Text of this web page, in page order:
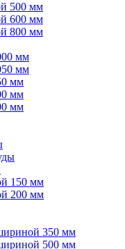
500 мм
600 мм
800 мм
мм
мм
мм
мм
мм
150 мм
200 мм
350 мм
500 мм